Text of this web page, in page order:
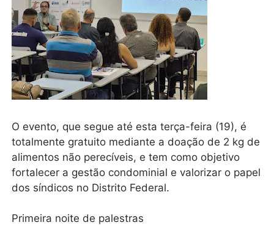
O evento, que segue até esta terça-feira (19), é
totalmente gratuito mediante a doação de 2 kg de
alimentos não perecíveis, e tem como objetivo
fortalecer a gestão condominial e valorizar o papel
dos síndicos no Distrito Federal.
Primeira noite de palestras